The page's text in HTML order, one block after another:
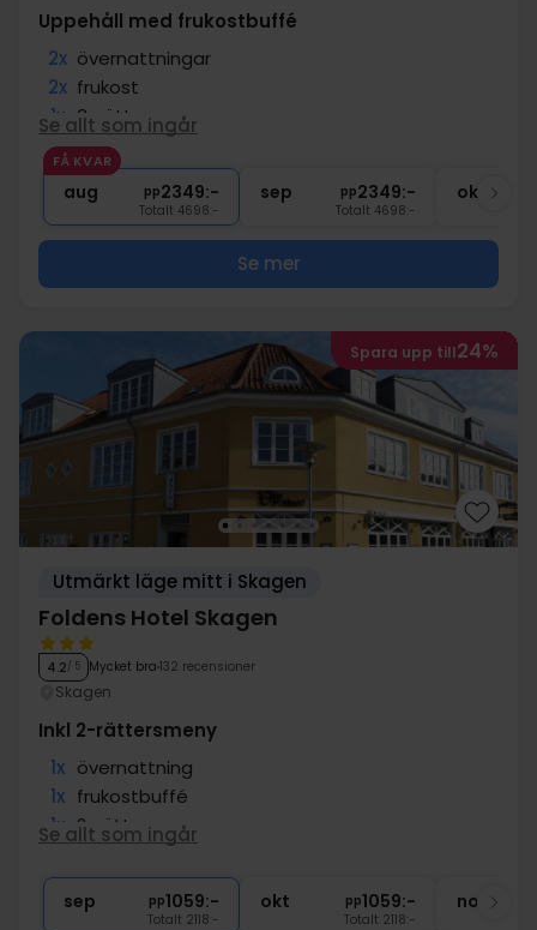
Uppehåll med frukostbuffé
2x övernattningar
2x frukost
1x 3-rättersmeny
1x Kronhjortsgryta (dag 1)
∞ Gratis internet och parkering
Se allt som ingår
FÅ KVAR
aug pp2349:-
Totalt 4698:-
sep pp2349:-
Totalt 4698:-
okt
Se mer
Spara upp till24%
Utmärkt läge mitt i Skagen
Foldens Hotel Skagen
4.2/ 5 Mycket bra 132 recensioner
Skagen
Inkl 2-rättersmeny
1x övernattning
1x frukostbuffé
1x 2-rättersmeny
Gratis parkering i mån av plats
∞ Centralt läge
Se allt som ingår
sep pp1059:-
Totalt 2118:-
okt pp1059:-
Totalt 2118:-
nov